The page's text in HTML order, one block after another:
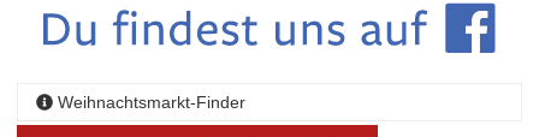
Weihnachtsmarkt-Finder